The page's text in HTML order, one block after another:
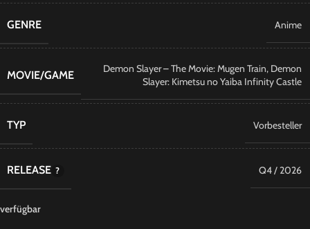
GENRE Anime
MOVIE/GAME Demon Slayer – The Movie: Mugen Train, Demon
Slayer: Kimetsu no Yaiba Infinity Castle
TYP Vorbesteller
RELEASE Q4 / 2026
verfügbar